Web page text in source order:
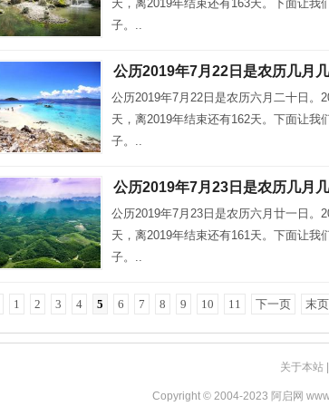
天，离2019年结束还有163天。下面让我
子。..
公历2019年7月22日是农历几月
公历2019年7月22日是农历六月二十日。
天，离2019年结束还有162天。下面让我
子。..
公历2019年7月23日是农历几月
公历2019年7月23日是农历六月廿一日。
天，离2019年结束还有161天。下面让我
子。..
1 2 3 4 5 6 7 8 9 10 11 下一页 末页
关于本站|
Copyright © 2004-2023 阿启网